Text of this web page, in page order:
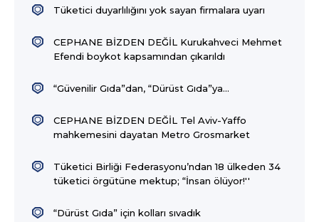
Tüketici duyarlılığını yok sayan firmalara uyarı
CEPHANE BİZDEN DEĞİL Kurukahveci Mehmet
Efendi boykot kapsamından çıkarıldı
“Güvenilir Gıda”dan, “Dürüst Gıda”ya...
CEPHANE BİZDEN DEĞİL Tel Aviv-Yaffo
mahkemesini dayatan Metro Grosmarket
Tüketici Birliği Federasyonu’ndan 18 ülkeden 34
tüketici örgütüne mektup; “İnsan ölüyor!''
“Dürüst Gıda” için kolları sıvadık